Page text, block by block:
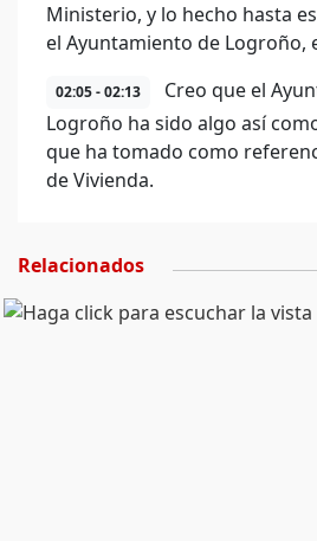
Ministerio, y lo hecho hasta
el Ayuntamiento de Logroño,
02:05 - 02:13
Creo que el
Logroño ha sido algo así
que ha tomado como
de Vivienda.
Relacionados